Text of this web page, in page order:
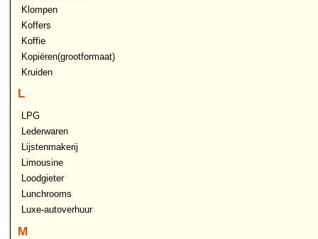
Klompen
Koffers
Koffie
Kopiëren(grootformaat)
Kruiden
L
LPG
Lederwaren
Lijstenmakerij
Limousine
Loodgieter
Lunchrooms
Luxe-autoverhuur
M